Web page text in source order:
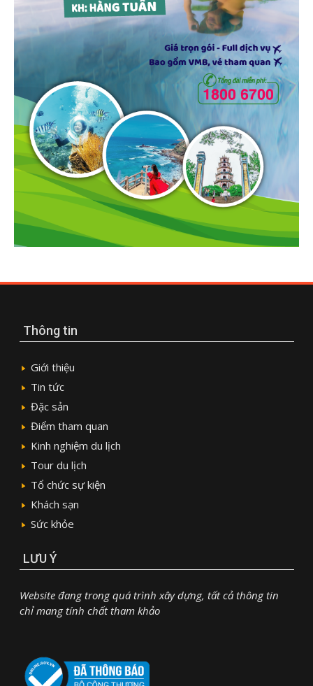
Thông tin
Giới thiệu
Tin tức
Đặc sản
Điểm tham quan
Kinh nghiệm du lịch
Tour du lịch
Tổ chức sự kiện
Khách sạn
Sức khỏe
LƯU Ý
Website đang trong quá trình xây dựng, tất cả thông tin
chỉ mang tính chất tham khảo